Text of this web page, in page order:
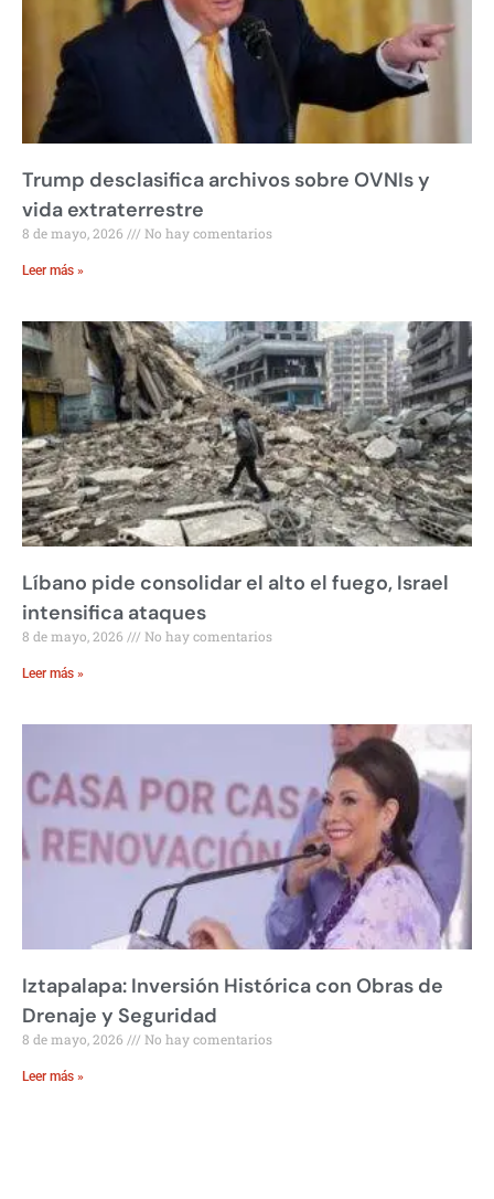
Trump desclasifica archivos sobre OVNIs y
vida extraterrestre
8 de mayo, 2026 No hay comentarios
Leer más »
Líbano pide consolidar el alto el fuego, Israel
intensifica ataques
8 de mayo, 2026 No hay comentarios
Leer más »
Iztapalapa: Inversión Histórica con Obras de
Drenaje y Seguridad
8 de mayo, 2026 No hay comentarios
Leer más »